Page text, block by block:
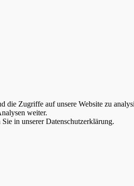
die Zugriffe auf unsere Website zu
weiter.
in unserer Datenschutzerklärung.